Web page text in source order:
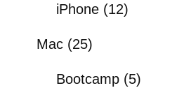
iPhone (12)
Mac (25)
Bootcamp (5)